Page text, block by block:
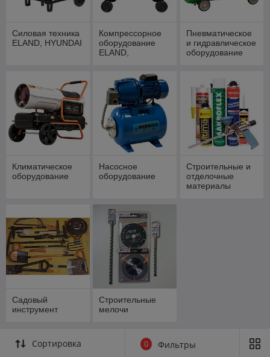
Силовая техника
ELAND, HYUNDAI
Компрессорное
оборудование
ELAND,
Пневматическое
и гидравлическое
оборудование
Климатическое
оборудование
Насосное
оборудование
Строительные и
отделочные
материалы
Садовый
инструмент
Строительные
мелочи
Сортировка 0 Фильтры